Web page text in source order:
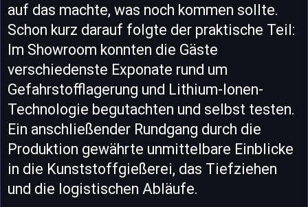
auf das machte, was noch kommen sollte.
Schon kurz darauf folgte der praktische Teil:
Im Showroom konnten die Gäste
verschiedenste Exponate rund um
Gefahrstofflagerung und Lithium-Ionen-
Technologie begutachten und selbst testen.
Ein anschließender Rundgang durch die
Produktion gewährte unmittelbare Einblicke
in die Kunststoffgießerei, das Tiefziehen
und die logistischen Abläufe.